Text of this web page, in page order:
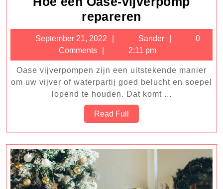
repareren
een
Oase-
vijverpomp
repareren
September 21, 2022
September
21,
2022
Sander Sander
0
Comments
2:11 pm
Oase vijverpompen zijn een uitstekende manier
om uw vijver of waterpartij goed belucht en soepel
lopend te houden. Dat komt ...
Read Full
Full